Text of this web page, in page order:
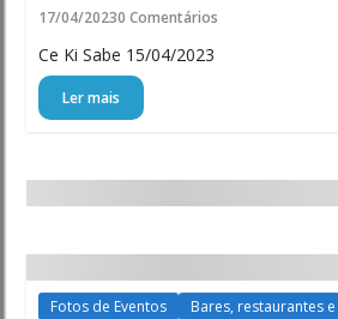
17/04/20230 Comentários
Ce Ki Sabe 15/04/2023
Ler mais
Fotos de Eventos Bares, restaurantes